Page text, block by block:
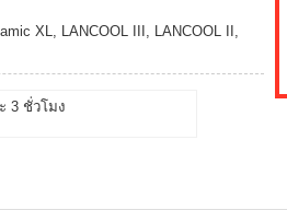
XL, LANCOOL III, LANCOOL II,
3 ชั่วโมง